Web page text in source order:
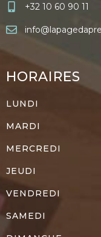
+32 10 60 90 11
HORAIRES
LUNDI
MARDI
MERCREDI
JEUDI
VENDREDI
SAMEDI